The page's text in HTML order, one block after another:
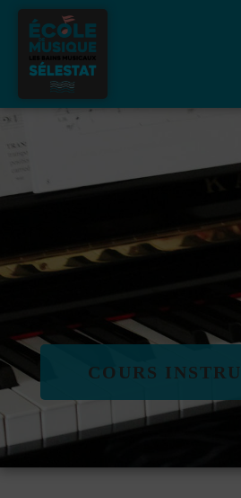
COURS